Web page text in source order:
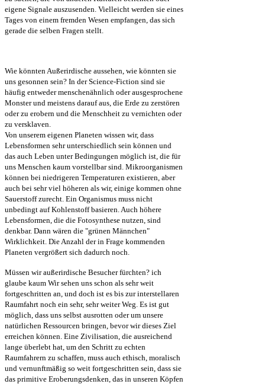
eigene Signale auszusenden. Vielleicht werden sie eines
Tages von einem fremden Wesen empfangen, das sich
gerade die selben Fragen stellt.
Wie könnten Außerirdische aussehen, wie könnten sie
uns gesonnen sein? In der Science-Fiction sind sie
häufig entweder menschenähnlich oder ausgesprochene
Monster und meistens darauf aus, die Erde zu zerstören
oder zu erobern und die Menschheit zu vernichten oder
zu versklaven.
Von unserem eigenen Planeten wissen wir, dass
Lebensformen sehr unterschiedlich sein können und
das auch Leben unter Bedingungen möglich ist, die für
uns Menschen kaum vorstellbar sind. Mikroorganismen
können bei niedrigeren Temperaturen existieren, aber
auch bei sehr viel höheren als wir, einige kommen ohne
Sauerstoff zurecht. Ein Organismus muss nicht
unbedingt auf Kohlenstoff basieren. Auch höhere
Lebensformen, die die Fotosynthese nutzen, sind
denkbar. Dann wären die "grünen Männchen"
Wirklichkeit. Die Anzahl der in Frage kommenden
Planeten vergrößert sich dadurch noch.
Müssen wir außerirdische Besucher fürchten? ich
glaube kaum Wir sehen uns schon als sehr weit
fortgeschritten an, und doch ist es bis zur interstellaren
Raumfahrt noch ein sehr, sehr weiter Weg. Es ist gut
möglich, dass uns selbst ausrotten oder um unsere
natürlichen Ressourcen bringen, bevor wir dieses Ziel
erreichen können. Eine Zivilisation, die ausreichend
lange überlebt hat, um den Schritt zu echten
Raumfahrern zu schaffen, muss auch ethisch, moralisch
und vernunftmäßig so weit fortgeschritten sein, dass sie
das primitive Eroberungsdenken, das in unseren Köpfen